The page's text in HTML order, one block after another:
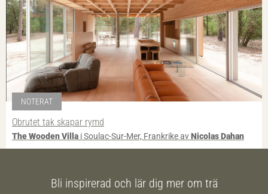
NOTERAT
Obrutet tak skapar rymd
The Wooden Villa i Soulac-Sur-Mer, Frankrike avNicolas Dahan
Bli inspirerad och lär dig mer om trä